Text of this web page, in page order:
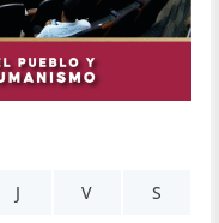
J V S